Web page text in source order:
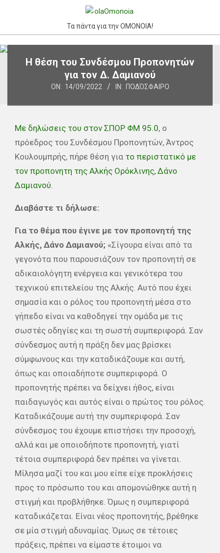
Τα πάντα για την ΟΜΟΝΟΙΑ!
Primary
NavigationΗ θέση του Συνδέσμου Προπονητών
για τον Δ. Δαμιανού
ON: 14/09/2022 IN: ΠΟΔΌΣΦΑΙΡΟ
Με δηλώσεις του στον ΣΠΟΡ ΦΜ 95.0, ο
πρόεδρος του Συνδέσμου Προπονητών, Άντρος
Κουλουμπρής, πήρε θέση για το περιστατικό με
τον προπονητη της Αλκής Ορόκλινης, Δάνο
Δαμιανού.
Διαβάστε τι δήλωσε:
Για το θέμα που έγινε με τον προπονητή της
Αλκής, Δάνο Δαμιανού; «Σίγουρα είναι από τα
γεγονότα που παρουσιάζουν τον προπονητή σε
αδικαιολόγητη ενέργεια και γενικότερα του
τεχνικού επιτελείου της Αλκής. Αυτό που έχει
σημασία και ο ρόλος του προπονητή μέσα στο
γήπεδο είναι να καθοδηγεί την ομάδα με τις
σωστές οδηγίες και τη σωστή συμπεριφορά. Σαν
σύνδεσμος αυτή η πράξη δεν μας βρίσκει
σύμφωνους και την καταδικάζουμε και αυτή,
όπως και οποιαδήποτε συμπεριφορά. Ο
προπονητής πρέπει να δείχνει ήθος, είναι
παιδαγωγός και αυτός είναι ο πρώτος του ρόλος.
Καταδικάζουμε αυτή την συμπεριφορά. Σαν
σύνδεσμος του έχουμε επιστήσει την προσοχή,
αλλά και με οποιοδήποτε προπονητή, γιατί
τέτοια συμπεριφορά δεν πρέπει να γίνεται.
Μίλησα μαζί του και μου είπε είχε προκλήσεις
προς το πρόσωπο του και απομονώθηκε αυτή η
στιγμή και προβλήθηκε. Όμως η συμπεριφορά
καταδικάζεται. Είναι νέος προπονητής, βρέθηκε
σε μία στιγμή αδυναμίας. Όμως σε τέτοιες
πράξεις, πρέπει να είμαστε έτοιμοι να